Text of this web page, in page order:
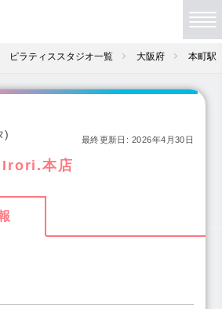
ピラティススタジオ一覧 大阪府 本町駅
) 最終更新日: 2026年4月30日
本店